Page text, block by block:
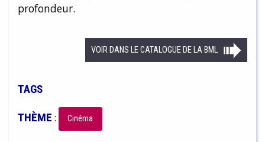
profondeur.
VOIR DANS LE CATALOGUE DE LA BML
TAGS
THÈME : Cinéma